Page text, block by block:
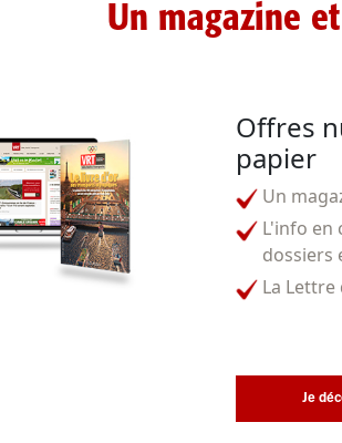
Un magazine
Offres
papier
Un
L'info en
dossiers
La Lettre
Je